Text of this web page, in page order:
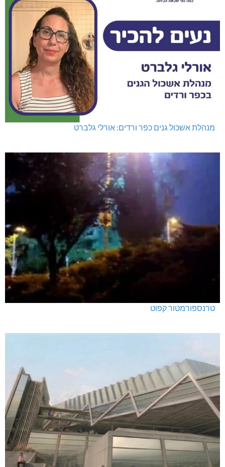
מנהלת אשכול גנים כפר ורדים: אורלי גלברט
טרנספורמטור קפוט